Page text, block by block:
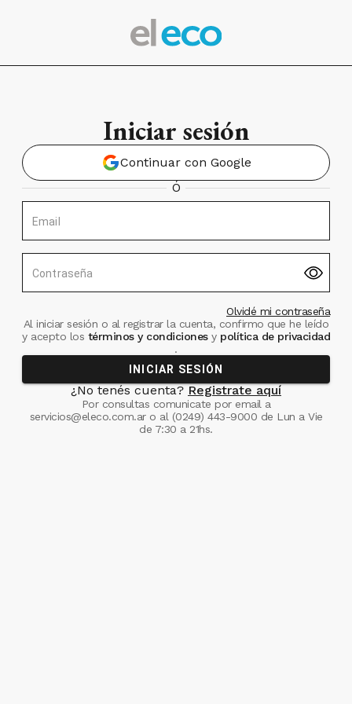
Iniciar sesión
Continuar con Google
Ó
Email
Contraseña
Olvidé mi contraseña
Al iniciar sesión o al registrar la cuenta, confirmo que he leído
y acepto los términos y condiciones ypolítica de privacidad
.
INICIAR SESIÓN
¿No tenés cuenta? Registrate aquí
Por consultas comunicate por email a
servicios@eleco.com.aro al (0249) 443-9000 de Lun a Vie
de 7:30 a 21hs.